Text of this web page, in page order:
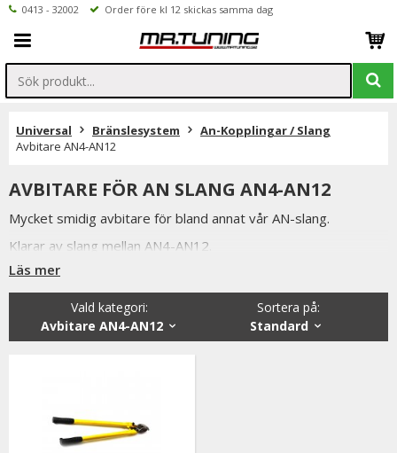
0413 - 32002 Order före kl 12 skickas samma dag
Universal Bränslesystem
An-Kopplingar / Slang
Avbitare AN4-AN12
AVBITARE FÖR AN SLANG AN4-AN12
Mycket smidig avbitare för bland annat vår AN-slang.
Klarar av slang mellan AN4-AN12.
Är det något ni undrar över är ni alltid välkomna att kontakta
oss per mail eller telefon.
Läs mer
Sortera på:
Standard
Vald kategori:
Avbitare AN4-AN12